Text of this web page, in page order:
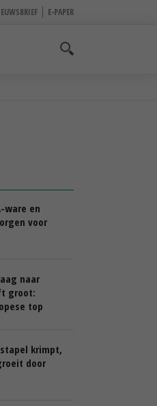
E-PAPER
ware en
voor
naar
groot:
top
krimpt,
door